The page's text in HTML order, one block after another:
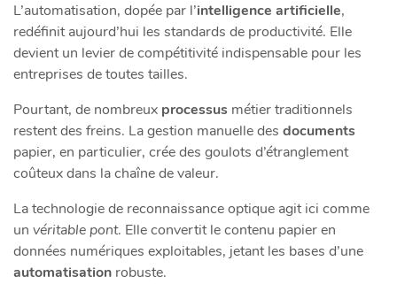
L’automatisation, dopée par l’intelligence artificielle,
redéfinit aujourd’hui les standards de productivité. Elle
devient un levier de compétitivité indispensable pour les
entreprises de toutes tailles.
Pourtant, de nombreux processus métier traditionnels
restent des freins. La gestion manuelle des documents
papier, en particulier, crée des goulots d’étranglement
coûteux dans la chaîne de valeur.
La technologie de reconnaissance optique agit ici comme
un véritable pont. Elle convertit le contenu papier en
données numériques exploitables, jetant les bases d’une
automatisation robuste.